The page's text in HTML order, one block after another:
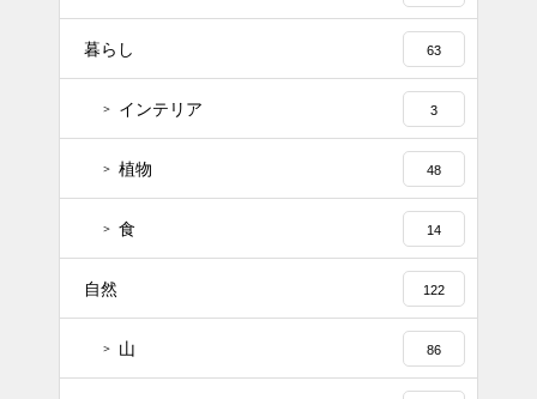
暮らし 63
インテリア 3
植物 48
食 14
自然 122
山 86